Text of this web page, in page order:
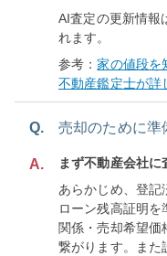
AI査定の更新情報
れます。
参考：家の値段を
不動産鑑定士が詳
Q. 売却のために準
A.
まず不動産会社に
あらかじめ、登記
ローン残高証明を
関係・売却希望価
繋がります。また